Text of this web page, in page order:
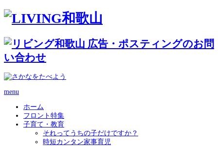
menu
ホーム
フロント特集
子育て・教育
それってうちの子だけですか？
時短カンタン家事育児